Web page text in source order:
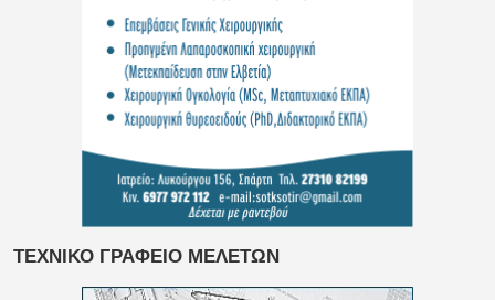
ΤΕΧΝΙΚΟ ΓΡΑΦΕΙΟ ΜΕΛΕΤΩΝ